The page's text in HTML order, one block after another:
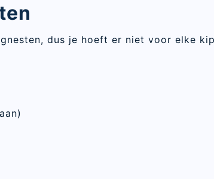
dus je hoeft er niet voor elke